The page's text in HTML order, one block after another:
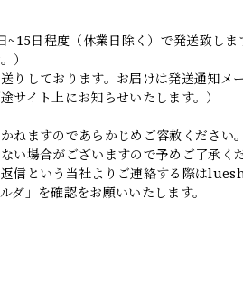
日程度（休業日除く）で発送致し
）
りしております。お届けは発送通知メ
サイト上にお知らせいたします。）
ねますのであらかじめご容赦ください。
い場合がございますので予めご了承くだ
信という当社よりご連絡する際は
ダ」を確認をお願いいたします。